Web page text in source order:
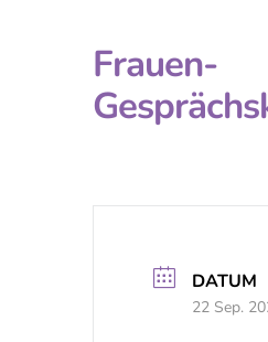
Frauen-
DATUM
22 Sep.